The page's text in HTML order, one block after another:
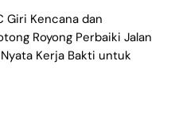
Giri Kencana dan
Royong Perbaiki Jalan
Kerja Bakti untuk